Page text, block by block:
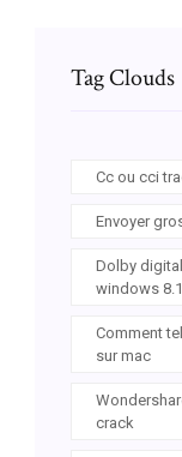
Tag Clouds
Cc ou cci
Envoyer
Dolby
windows 8.1
Comment
sur mac
crack